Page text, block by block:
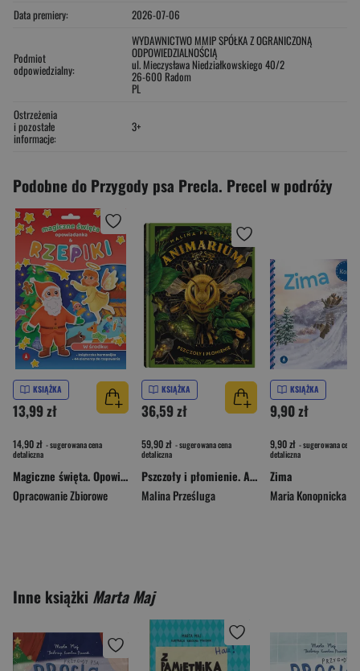
Data premiery:
2026-07-06
Podmiot
odpowiedzialny:
WYDAWNICTWO MMIP SPÓŁKA Z OGRANICZONĄ
ODPOWIEDZIALNOŚCIĄ
ul. Mieczysława Niedziałkowskiego 40/2
26-600 Radom
PL
Ostrzeżenia
i pozostałe
informacje:
3+
Podobne do Przygody psa Precla. Precel w podróży
KSIĄŻKA
13,99 zł
14,90 zł - sugerowana cena
detaliczna
Magiczne święta. Opowiadanka & rzepiki
Opracowanie Zbiorowe
KSIĄŻKA
36,59 zł
59,90 zł - sugerowana cena
detaliczna
Pszczoły i płomienie. Animarium. Tom 2
Malina Prześluga
KSIĄŻKA
9,90 zł
9,90 zł - sugerowana cena
detaliczna
Zima
Maria Konopnicka
Inne książki Marta Maj